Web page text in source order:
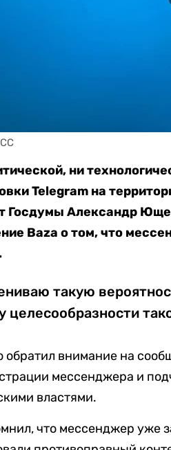
ни
Telegram на
Госдумы Александр
Baza о том, что
такую
целесообразности
внимание на
мессенджера и
властями.
что мессенджер уже